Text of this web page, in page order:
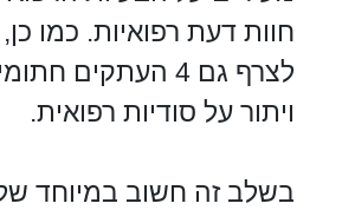
חוות דעת רפואיות. כמו
לצרף גם 4 העתקים
ויתור על סודיות רפואית.
בשלב זה חשוב במיוחד